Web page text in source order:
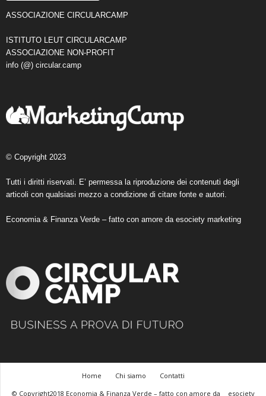
ASSOCIAZIONE CIRCULARCAMP
ISTITUTO LEUT CIRCULARCAMP
ASSOCIAZIONE NON-PROFIT
info (@) circular.camp
© Copyright 2023
Tutti i diritti riservati. E’ permessa la riproduzione dei contenuti degli
articoli con qualsiasi mezzo a condizione di citare fonte e autori.
Economia & Finanza Verde – fatto con amore da esociety marketing
Home Chi siamo
Contatti
© Copyright2018 Economia & Finanza Verde – fatto con amore da
esociety